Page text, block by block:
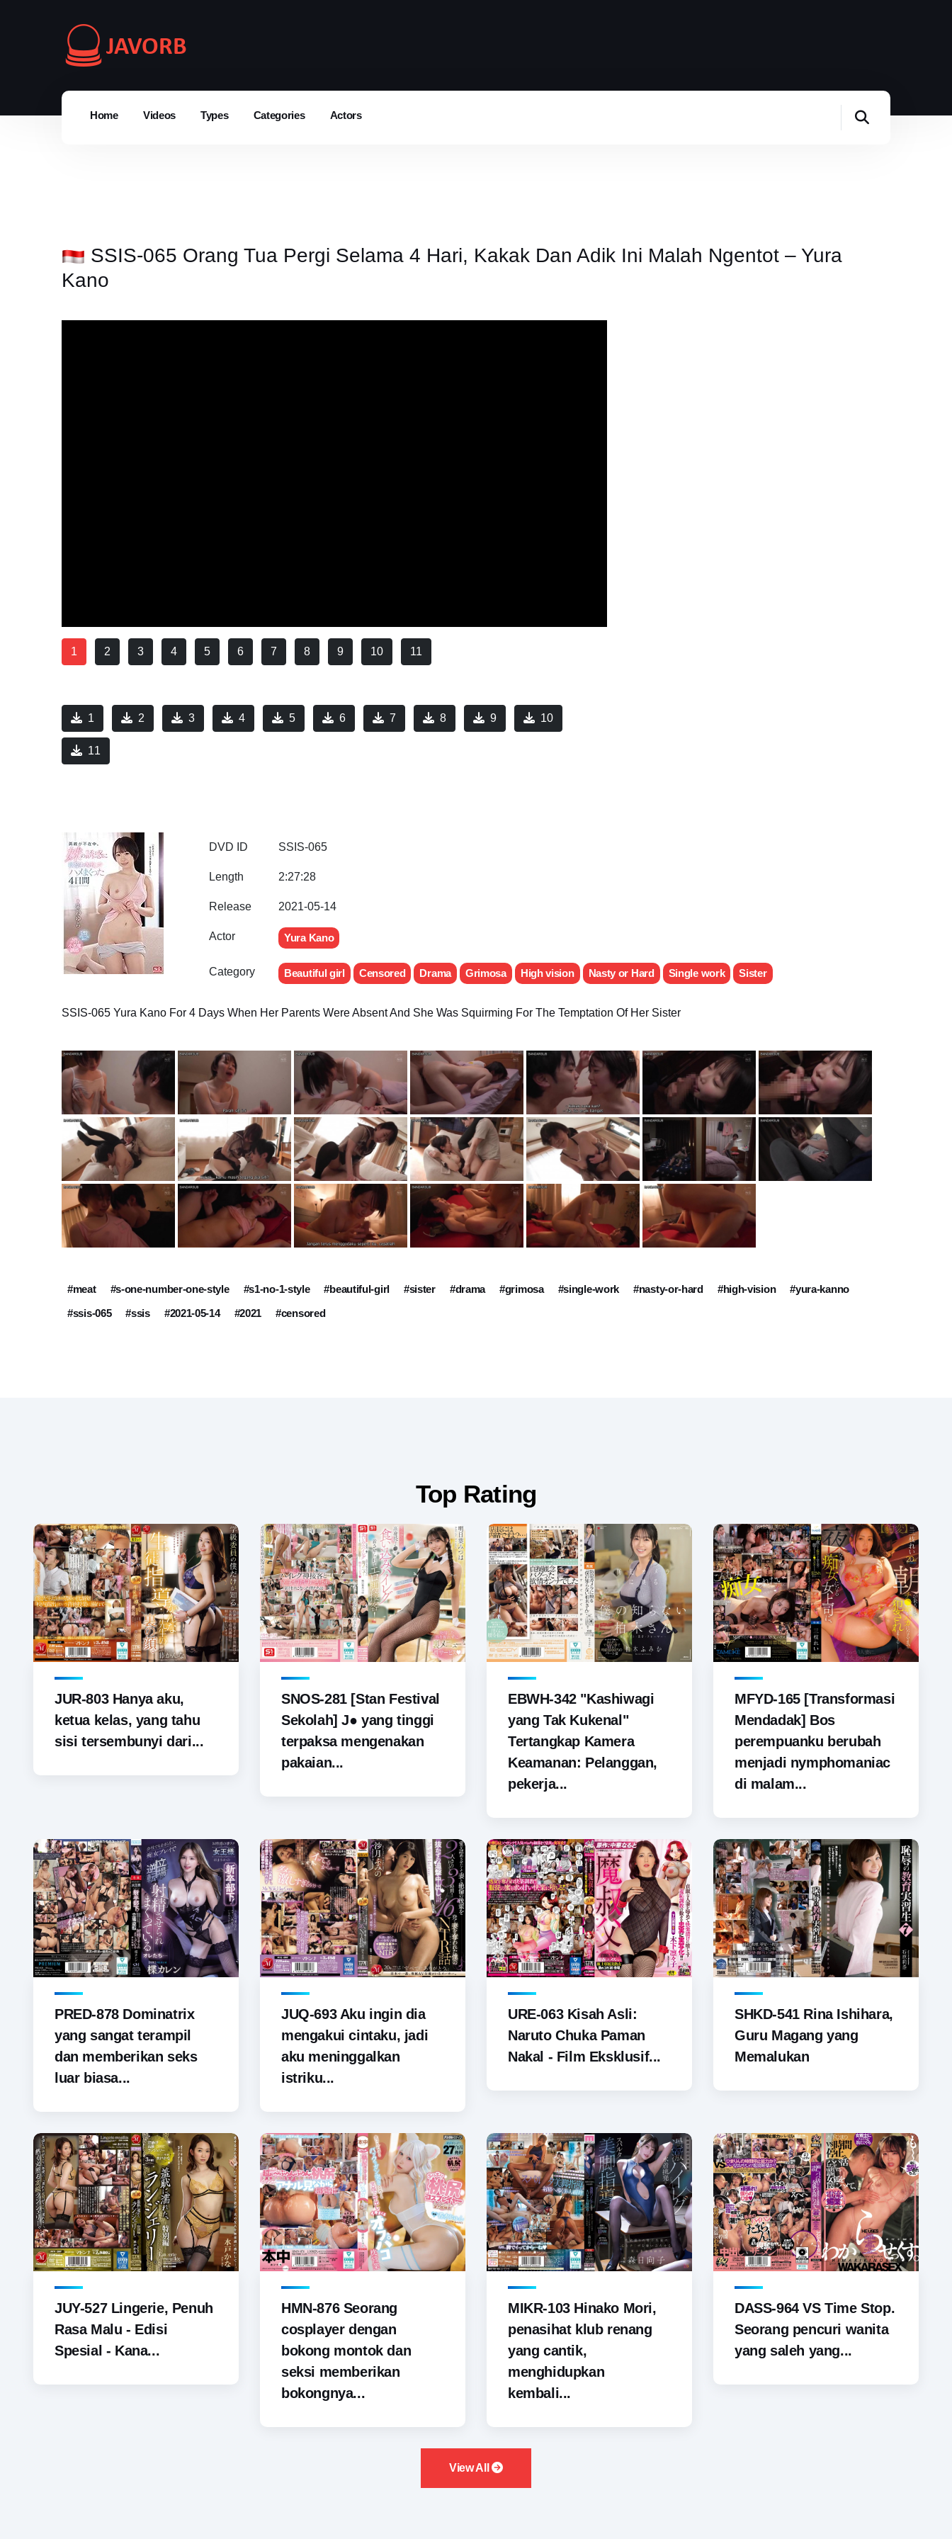
Home Videos Types Categories Actors
SSIS-065 Orang Tua Pergi Selama 4 Hari, Kakak Dan Adik Ini Malah Ngentot – Yura
Kano
1 2 3 4 5 6 7 8 9 10 11
1 2 3 4 5 6 7 8 9 10
11
DVD ID SSIS-065
Length 2:27:28
Release 2021-05-14
Actor Yura Kano
Category Beautiful girl Censored Drama Grimosa High vision Nasty or Hard Single work Sister
SSIS-065 Yura Kano For 4 Days When Her Parents Were Absent And She Was Squirming For The Temptation Of Her Sister
#meat #s-one-number-one-style #s1-no-1-style #beautiful-girl #sister #drama #grimosa #single-work #nasty-or-hard #high-vision
#yura-kanno
#ssis-065
#ssis #2021-05-14 #2021 #censored
Top Rating
JUR-803 Hanya aku,
ketua kelas, yang tahu
sisi tersembunyi dari...
SNOS-281 [Stan Festival
Sekolah] J● yang tinggi
terpaksa mengenakan
pakaian...
EBWH-342 "Kashiwagi
yang Tak Kukenal"
Tertangkap Kamera
Keamanan: Pelanggan,
pekerja...
MFYD-165 [Transformasi
Mendadak] Bos
perempuanku berubah
menjadi nymphomaniac
di malam...
PRED-878 Dominatrix
yang sangat terampil
dan memberikan seks
luar biasa...
JUQ-693 Aku ingin dia
mengakui cintaku, jadi
aku meninggalkan
istriku...
URE-063 Kisah Asli:
Naruto Chuka Paman
Nakal - Film Eksklusif...
SHKD-541 Rina Ishihara,
Guru Magang yang
Memalukan
JUY-527 Lingerie, Penuh
Rasa Malu - Edisi
Spesial - Kana...
HMN-876 Seorang
cosplayer dengan
bokong montok dan
seksi memberikan
bokongnya...
MIKR-103 Hinako Mori,
penasihat klub renang
yang cantik,
menghidupkan
kembali...
DASS-964 VS Time Stop.
Seorang pencuri wanita
yang saleh yang...
View All